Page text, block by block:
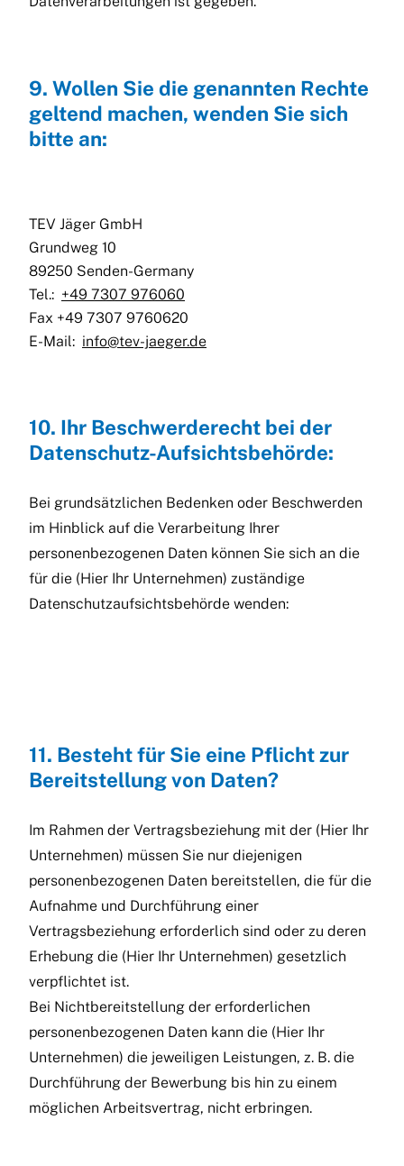
9. Wollen Sie die genannten Rechte
geltend machen, wenden Sie sich
bitte an:
TEV Jäger GmbH
Grundweg 10
89250 Senden-Germany
Tel.: +49 7307 976060
Fax +49 7307 9760620
E-Mail: info@tev-jaeger.de
10. Ihr Beschwerderecht bei der
Datenschutz-Aufsichtsbehörde:
Bei grundsätzlichen Bedenken oder Beschwerden
im Hinblick auf die Verarbeitung Ihrer
personenbezogenen Daten können Sie sich an die
für die (Hier Ihr Unternehmen) zuständige
Datenschutzaufsichtsbehörde wenden:
11. Besteht für Sie eine Pflicht zur
Bereitstellung von Daten?
Im Rahmen der Vertragsbeziehung mit der (Hier Ihr
Unternehmen) müssen Sie nur diejenigen
personenbezogenen Daten bereitstellen, die für die
Aufnahme und Durchführung einer
Vertragsbeziehung erforderlich sind oder zu deren
Erhebung die (Hier Ihr Unternehmen) gesetzlich
verpflichtet ist.
Bei Nichtbereitstellung der erforderlichen
personenbezogenen Daten kann die (Hier Ihr
Unternehmen) die jeweiligen Leistungen, z. B. die
Durchführung der Bewerbung bis hin zu einem
möglichen Arbeitsvertrag, nicht erbringen.